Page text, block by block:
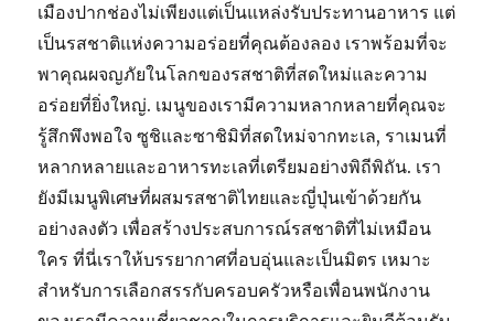
เมืองปากช่องไม่เพียงแต่เป็นแหล่งรับประทานอาหาร แต่
เป็นรสชาติแห่งความอร่อยที่คุณต้องลอง เราพร้อมที่จะ
พาคุณผจญภัยในโลกของรสชาติที่สดใหม่และความ
อร่อยที่ยิ่งใหญ่. เมนูของเรามีความหลากหลายที่คุณจะ
รู้สึกพึงพอใจ ซูชิและซาชิมิที่สดใหม่จากทะเล, ราเมนที่
หลากหลายและอาหารทะเลที่เตรียมอย่างพิถีพิถัน. เรา
ยังมีเมนูพิเศษที่ผสมรสชาติไทยและญี่ปุ่นเข้าด้วยกัน
อย่างลงตัว เพื่อสร้างประสบการณ์รสชาติที่ไม่เหมือน
ใคร ที่นี่เราให้บรรยากาศที่อบอุ่นและเป็นมิตร เหมาะ
สำหรับการเลือกสรรกับครอบครัวหรือเพื่อนพนักงาน